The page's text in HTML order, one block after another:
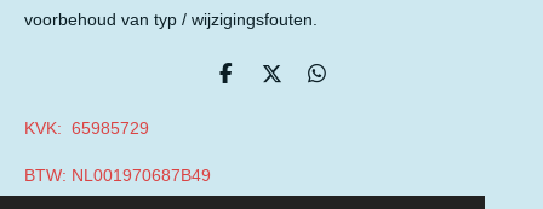
voorbehoud van typ / wijzigingsfouten.
D
D
D
KVK: 65985729
BTW: NL001970687B49